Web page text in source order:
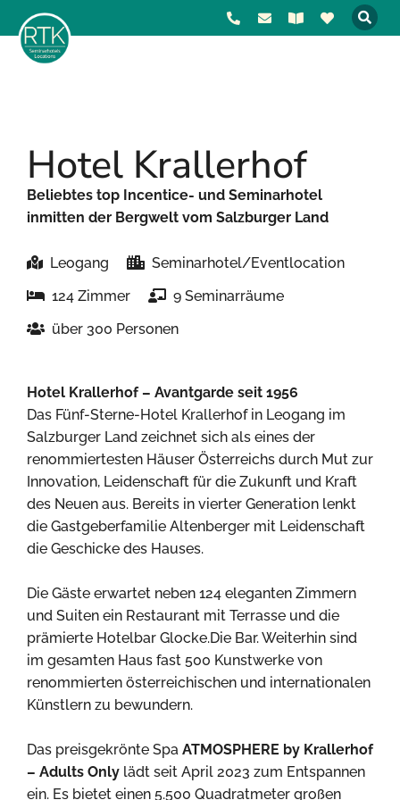
Hotel Krallerhof
Beliebtes top Incentice- und Seminarhotel
inmitten der Bergwelt vom Salzburger Land
Leogang
Seminarhotel/Eventlocation
124 Zimmer
9 Seminarräume
über 300 Personen
Hotel Krallerhof – Avantgarde seit 1956
Das Fünf-Sterne-Hotel Krallerhof in Leogang im
Salzburger Land zeichnet sich als eines der
renommiertesten Häuser Österreichs durch Mut zur
Innovation, Leidenschaft für die Zukunft und Kraft
des Neuen aus. Bereits in vierter Generation lenkt
die Gastgeberfamilie Altenberger mit Leidenschaft
die Geschicke des Hauses.
Die Gäste erwartet neben 124 eleganten Zimmern
und Suiten ein Restaurant mit Terrasse und die
prämierte Hotelbar Glocke.Die Bar. Weiterhin sind
im gesamten Haus fast 500 Kunstwerke von
renommierten österreichischen und internationalen
Künstlern zu bewundern.
Das preisgekrönte Spa ATMOSPHERE by Krallerhof
– Adults Only lädt seit April 2023 zum Entspannen
ein. Es bietet einen 5.500 Quadratmeter großen